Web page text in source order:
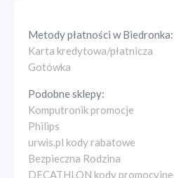
Metody płatności wBiedronka:
Karta kredytowa/płatnicza
Gotówka
Podobne sklepy:
Komputronik promocje
Philips
urwis.pl kody rabatowe
Bezpieczna Rodzina
DECATHLON kody promocyjne